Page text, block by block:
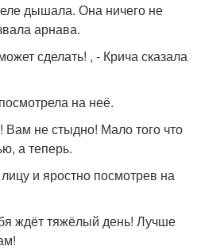
дышала. Она ничего не
арнава.
сделать! , - Крича сказала
на неё.
не стыдно! Мало того что
а теперь.
и яростно посмотрев на
ждёт тяжёлый день! Лучше